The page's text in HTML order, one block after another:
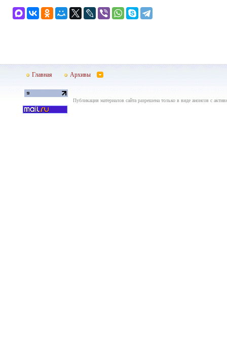
Главная Архивы
Публикация материалов сайта разрешена только в виде анонсов с